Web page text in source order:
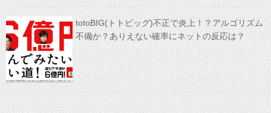
totoBIG(トトビッグ)不正で炎上！？アルゴリズム
不備か？ありえない確率にネットの反応は？